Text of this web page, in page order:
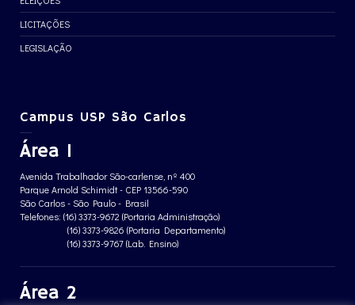
LICITAÇÕES
LEGISLAÇÃO
Campus USP São Carlos
Área 1
Avenida Trabalhador São-carlense, nº 400
Parque Arnold Schimidt - CEP 13566-590
São Carlos - São Paulo - Brasil
Telefones: (16) 3373-9672 (Portaria Administração)
(16) 3373-9826 (Portaria Departamento)
(16) 3373-9767 (Lab. Ensino)
Área 2